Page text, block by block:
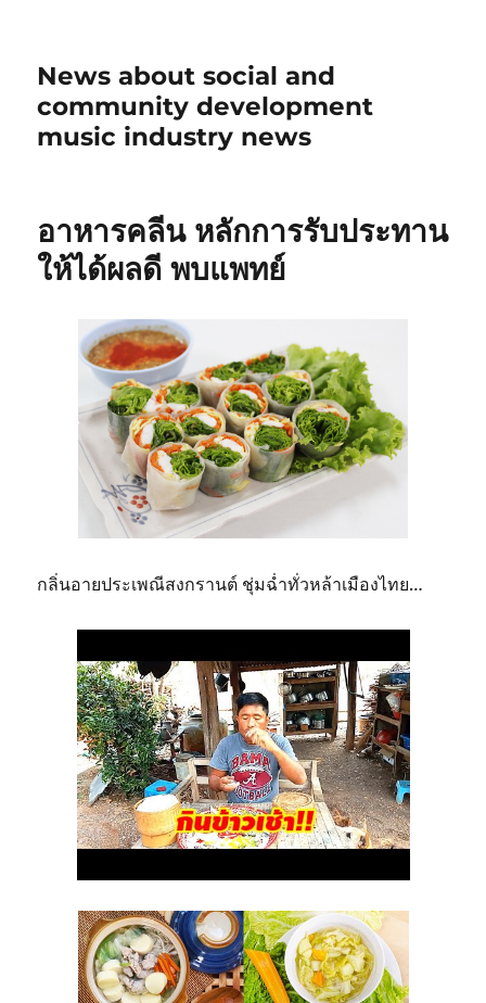
News about social and
community development
music industry news
อาหารคลีน หลักการรับประทาน
ให้ได้ผลดี พบแพทย์
กลิ่นอายประเพณีสงกรานต์ ชุ่มฉ่ำทั่วหล้าเมืองไทย…